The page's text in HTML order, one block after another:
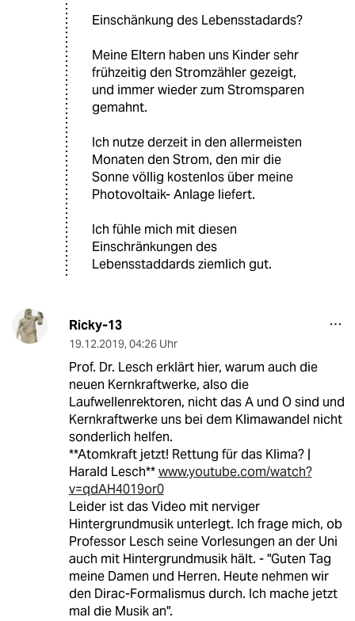
Einschänkung des Lebensstadards?
Meine Eltern haben uns Kinder sehr
frühzeitig den Stromzähler gezeigt,
und immer wieder zum Stromsparen
gemahnt.
Ich nutze derzeit in den allermeisten
Monaten den Strom, den mir die
Sonne völlig kostenlos über meine
Photovoltaik- Anlage liefert.
Ich fühle mich mit diesen
Einschränkungen des
Lebensstaddards ziemlich gut.
Ricky-13
19.12.2019, 04:26 Uhr
Prof. Dr. Lesch erklärt hier, warum auch die
neuen Kernkraftwerke, also die
Laufwellenrektoren, nicht das A und O sind und
Kernkraftwerke uns bei dem Klimawandel nicht
sonderlich helfen.
**Atomkraft jetzt! Rettung für das Klima? |
Harald Lesch**www.youtube.com/watch?
v=qdAH4019or0
Leider ist das Video mit nerviger
Hintergrundmusik unterlegt. Ich frage mich, ob
Professor Lesch seine Vorlesungen an der Uni
auch mit Hintergrundmusik hält. - "Guten Tag
meine Damen und Herren. Heute nehmen wir
den Dirac-Formalismus durch. Ich mache jetzt
mal die Musik an".